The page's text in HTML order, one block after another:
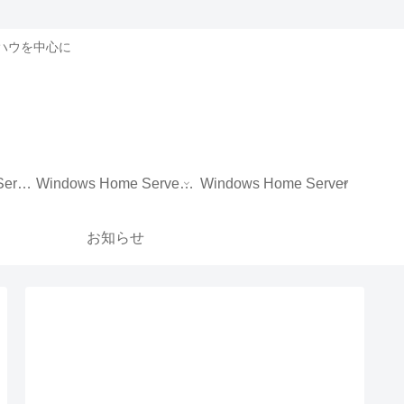
ウを中心に
Windows Storage Server 2012 R2 Essentials Windows Home Server 2011 Windows Home Server
お知らせ